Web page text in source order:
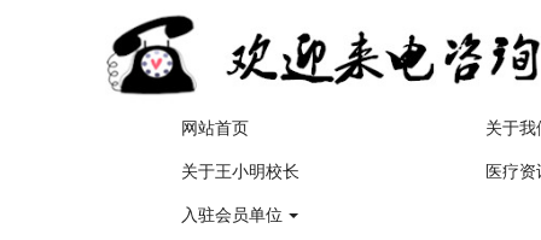
网站首页
关于我
关于王小明校长
医疗资
入驻会员单位